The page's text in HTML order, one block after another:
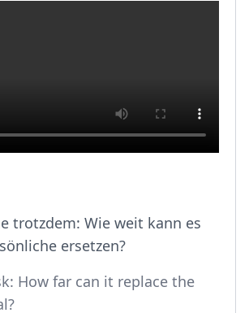
trotzdem: Wie weit kann es
ersetzen?
How far can it replace the